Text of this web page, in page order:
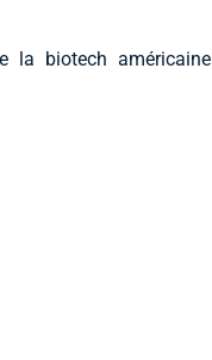
la biotech américaine